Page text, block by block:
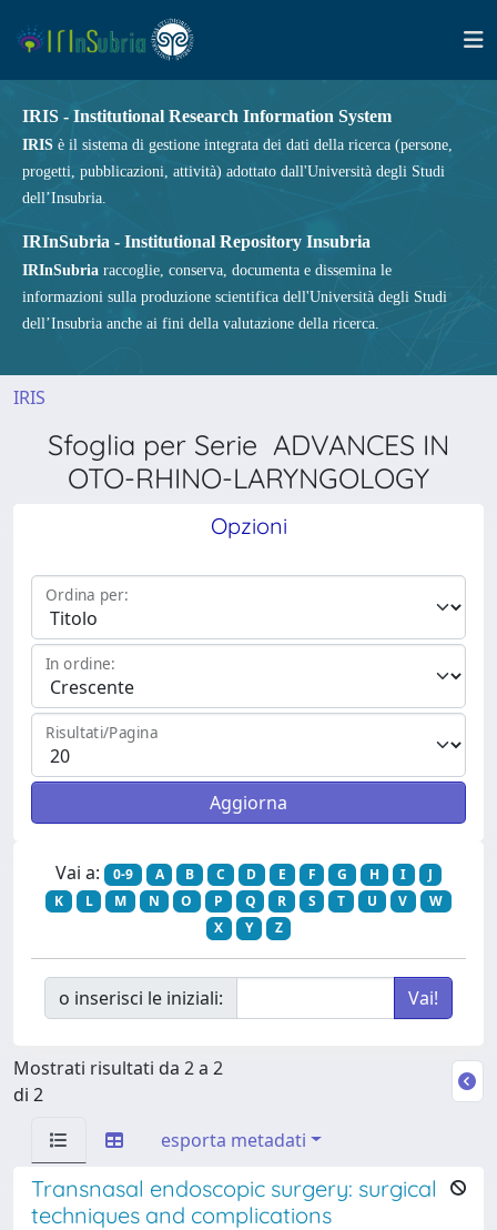
IRIS - Institutional Research Information System
IRIS è il sistema di gestione integrata dei dati della ricerca (persone,
progetti, pubblicazioni, attività) adottato dall'Università degli Studi
dell’Insubria.
IRInSubria - Institutional Repository Insubria
IRInSubria raccoglie, conserva, documenta e dissemina le
informazioni sulla produzione scientifica dell'Università degli Studi
dell’Insubria anche ai fini della valutazione della ricerca.
IRIS
Sfoglia per Serie ADVANCES IN
OTO-RHINO-LARYNGOLOGY
Opzioni
Ordina per:
In ordine:
Risultati/Pagina
Vai a: 0-9 A B C D E F G H I
J
K
L M N O P Q R S T U V
W
X
Y Z
o inserisci le iniziali:
Mostrati risultati da 2 a 2
di 2
esporta metadati
Transnasal endoscopic surgery: surgical
techniques and complications